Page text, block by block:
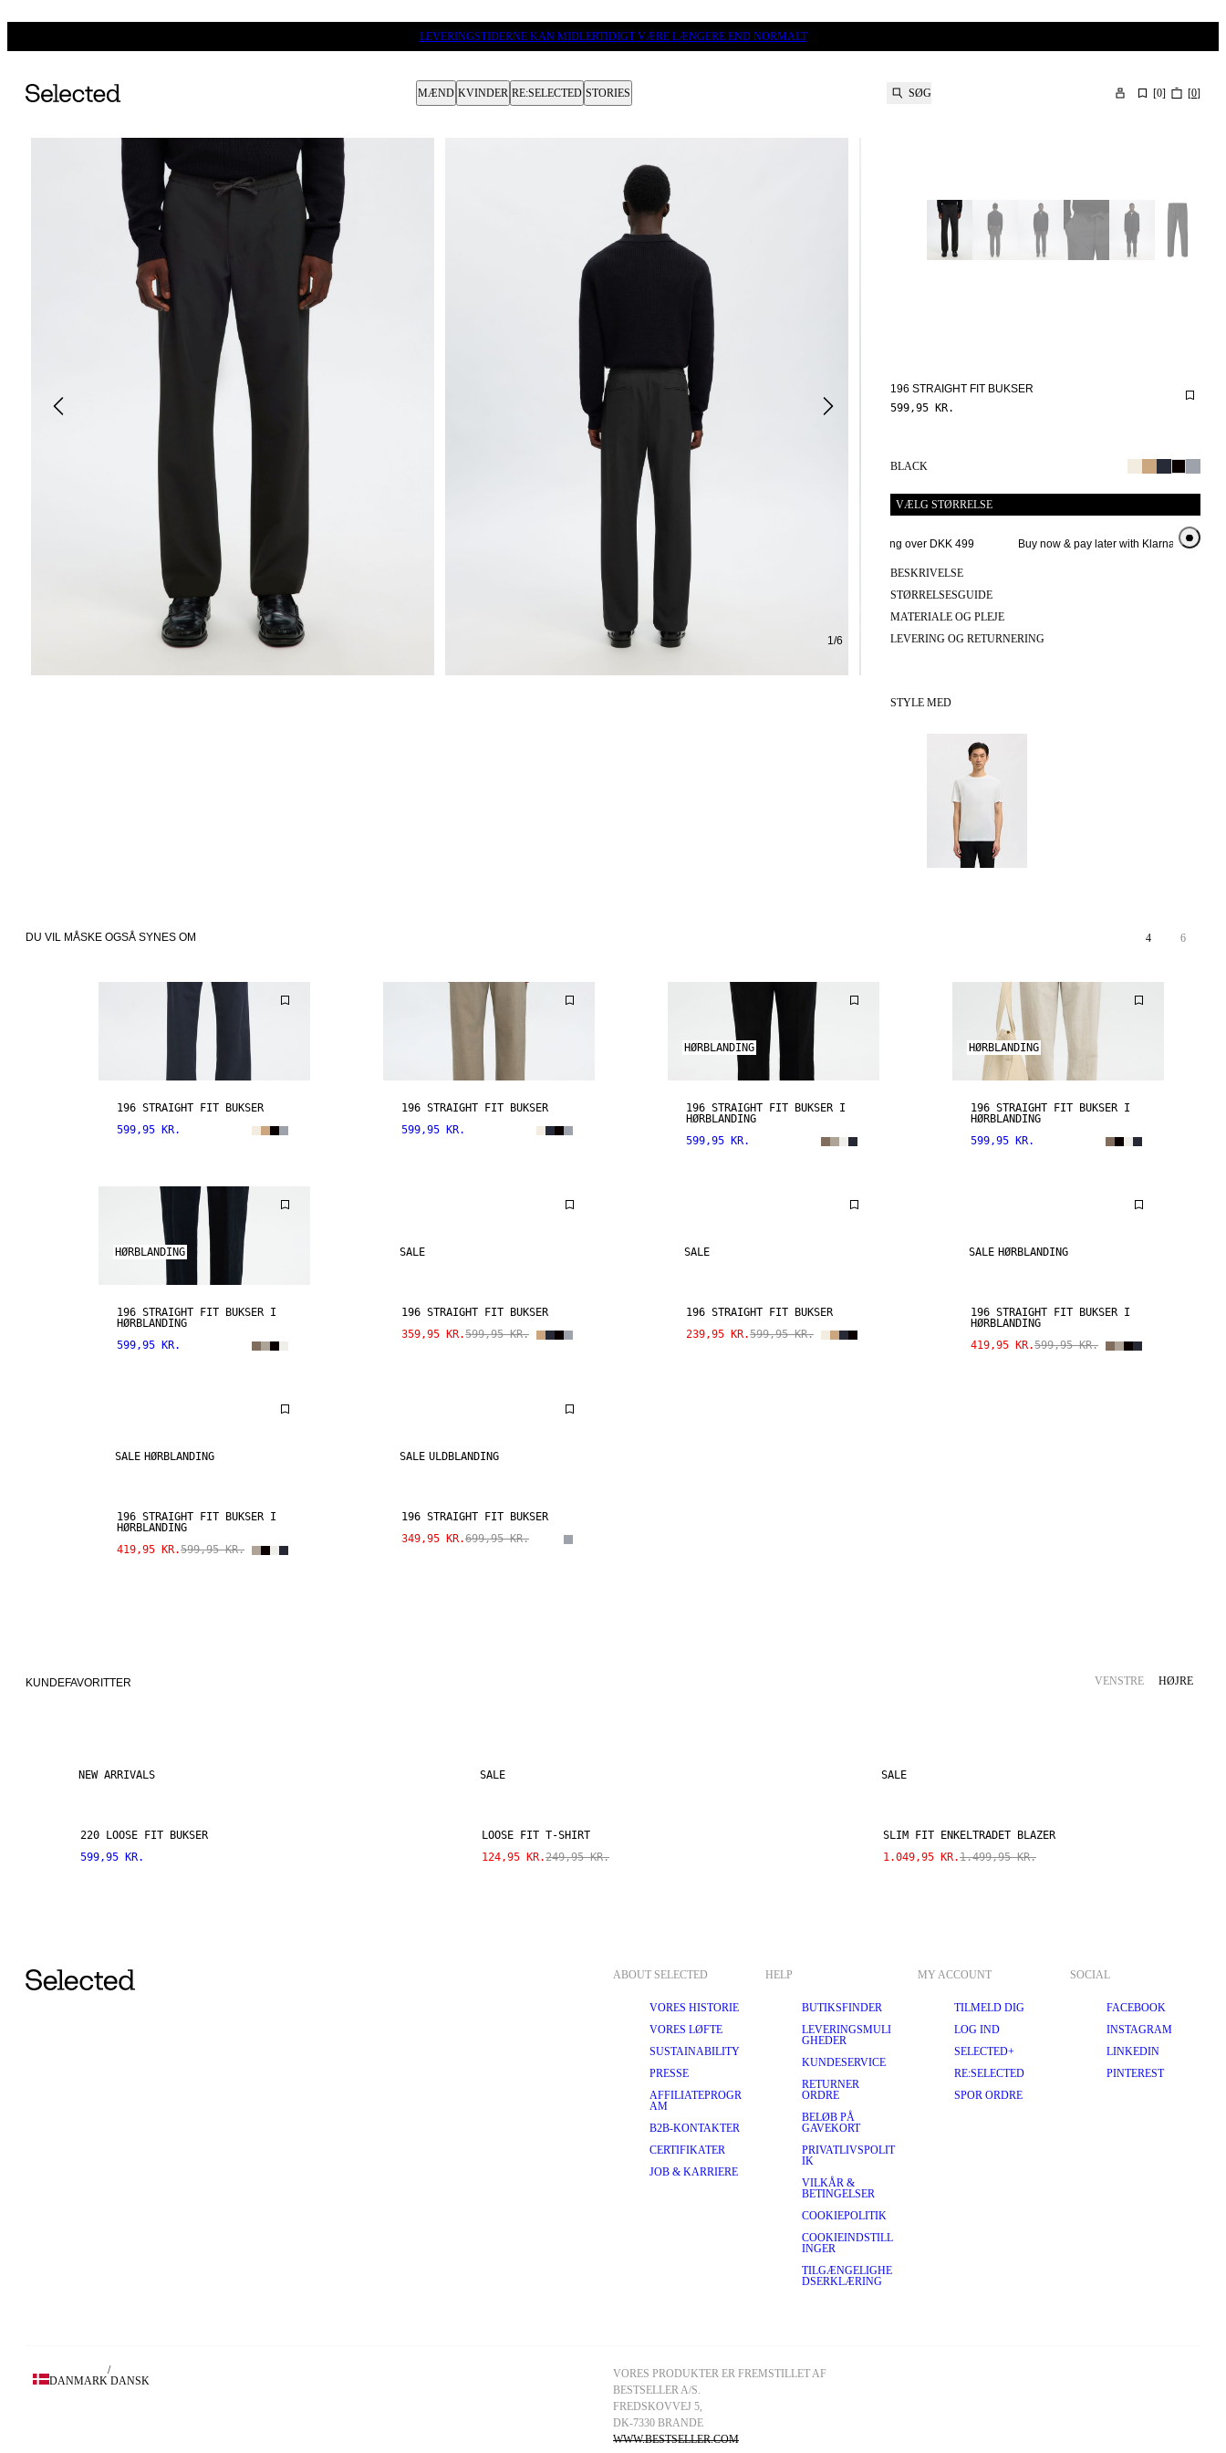
LEVERINGSTIDERNE KAN MIDLERTIDIGT VÆRE LÆNGERE END NORMALT
MÆND KVINDER RE:SELECTED STORIES SØG [0] [0]
1/6
196 STRAIGHT FIT BUKSER
599,95 KR.
BLACK
VÆLG STØRRELSE
Udvidet returneringsperiode på 100 dage Gratis levering over DKK 499 Buy now & pay later with Klarna
BESKRIVELSE
STØRRELSESGUIDE
MATERIALE OG PLEJE
LEVERING OG RETURNERING
STYLE MED
DU VIL MÅSKE OGSÅ SYNES OM 4 6
196 STRAIGHT FIT BUKSER
599,95 KR.
196 STRAIGHT FIT BUKSER
599,95 KR.
HØRBLANDING
196 STRAIGHT FIT BUKSER I
HØRBLANDING
599,95 KR.
HØRBLANDING
196 STRAIGHT FIT BUKSER I
HØRBLANDING
599,95 KR.
HØRBLANDING
196 STRAIGHT FIT BUKSER I
HØRBLANDING
599,95 KR.
SALE
196 STRAIGHT FIT BUKSER
359,95 KR.599,95 KR.
SALE
196 STRAIGHT FIT BUKSER
239,95 KR.599,95 KR.
SALE HØRBLANDING
196 STRAIGHT FIT BUKSER I
HØRBLANDING
419,95 KR.599,95 KR.
SALE HØRBLANDING
196 STRAIGHT FIT BUKSER I
HØRBLANDING
419,95 KR.599,95 KR.
SALE ULDBLANDING
196 STRAIGHT FIT BUKSER
349,95 KR.699,95 KR.
KUNDEFAVORITTER VENSTRE HØJRE
NEW ARRIVALS
220 LOOSE FIT BUKSER
599,95 KR.
SALE
LOOSE FIT T-SHIRT
124,95 KR.249,95 KR.
SALE
SLIM FIT ENKELTRADET BLAZER
1.049,95 KR.1.499,95 KR.
ABOUT SELECTED
VORES HISTORIE
VORES LØFTE
SUSTAINABILITY
PRESSE
AFFILIATEPROGR
AM
B2B-KONTAKTER
CERTIFIKATER
JOB & KARRIERE
HELP
BUTIKSFINDER
LEVERINGSMULI
GHEDER
KUNDESERVICE
RETURNER
ORDRE
BELØB PÅ
GAVEKORT
PRIVATLIVSPOLIT
IK
VILKÅR &
BETINGELSER
COOKIEPOLITIK
COOKIEINDSTILL
INGER
TILGÆNGELIGHE
DSERKLÆRING
MY ACCOUNT
TILMELD DIG
LOG IND
SELECTED+
RE:SELECTED
SPOR ORDRE
SOCIAL
FACEBOOK
INSTAGRAM
LINKEDIN
PINTEREST
VORES PRODUKTER ER FREMSTILLET AF
BESTSELLER A/S.
FREDSKOVVEJ 5,
DK-7330 BRANDE
WWW.BESTSELLER.COM
DANMARK
/
DANSK